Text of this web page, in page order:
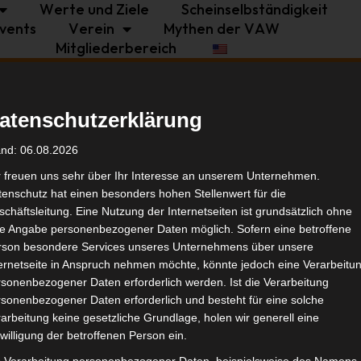
Werte und Ziele
Scheinselbständigkeit
Verein
Mythen der VAW
Mitgliederbereich
06.08.2026
freuen uns sehr über Ihr Interesse an unserem Unternehmen.
hat einen besonders hohen Stellenwert für die
Eine Nutzung der Internetseiten ist grundsätzlich ohne
Angabe personenbezogener Daten möglich. Sofern eine betroffene
besondere Services unseres Unternehmens über unsere
in Anspruch nehmen möchte, könnte jedoch eine
Daten erforderlich werden. Ist die Verarbeitung
Daten erforderlich und besteht für eine solche
keine gesetzliche Grundlage, holen wir generell eine
der betroffenen Person ein.